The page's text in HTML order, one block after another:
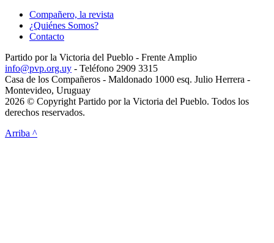
Compañero, la revista
¿Quiénes Somos?
Contacto
Partido por la Victoria del Pueblo - Frente Amplio
info@pvp.org.uy - Teléfono 2909 3315
Casa de los Compañeros - Maldonado 1000 esq. Julio Herrera -
Montevideo, Uruguay
2026 © Copyright Partido por la Victoria del Pueblo. Todos los
derechos reservados.
Arriba ^